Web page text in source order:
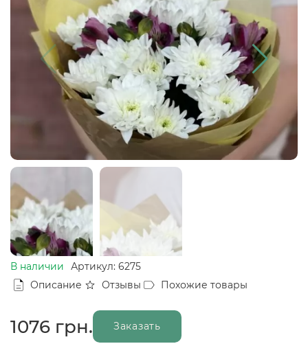
В наличии
Артикул: 6275
Описание
Отзывы Похожие товары
1076 грн. Заказать